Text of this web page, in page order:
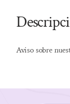
Aviso sobre